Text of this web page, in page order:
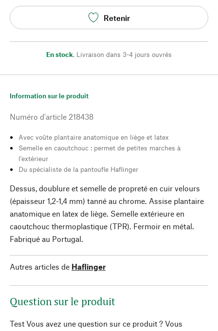
Retenir
En stock, Livraison dans 3-4 jours ouvrés
Information sur le produit
Numéro d'article 218438
Avec voûte plantaire anatomique en liège et latex
Semelle en caoutchouc : permet de petites marches à
l'extérieur
Du spécialiste de la pantoufle Haflinger
Dessus, doublure et semelle de propreté en cuir velours
(épaisseur 1,2-1,4 mm) tanné au chrome. Assise plantaire
anatomique en latex de liège. Semelle extérieure en
caoutchouc thermoplastique (TPR). Fermoir en métal.
Fabriqué au Portugal.
Autres articles de Haflinger
Question sur le produit
Test Vous avez une question sur ce produit ? Vous